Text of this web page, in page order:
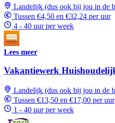
Landelijk (dus ook bij jou in de
Tussen €4,50 en €32,24 per uur
4 - 40 uur per week
Lees meer
Vakantiewerk
Landelijk (dus ook bij jou in de
Tussen €13,50 en €17,00 per uur
1 - 40 uur per week